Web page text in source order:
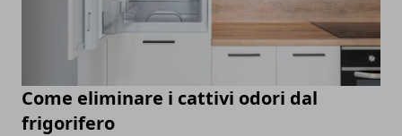
Come eliminare i cattivi odori dal
frigorifero